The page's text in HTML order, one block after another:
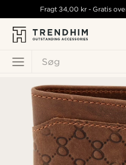
Søg
Fragt34,00 kr - Gratis